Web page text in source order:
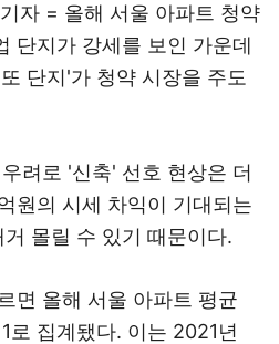
자 = 올해 서울 아파트 청약
단지가 강세를 보인 가운데
단지'가 청약 시장을 주도
려로 '신축' 선호 현상은 더
원의 시세 차익이 기대되는
몰릴 수 있기 때문이다.
면 올해 서울 아파트 평균
로 집계됐다. 이는 2021년